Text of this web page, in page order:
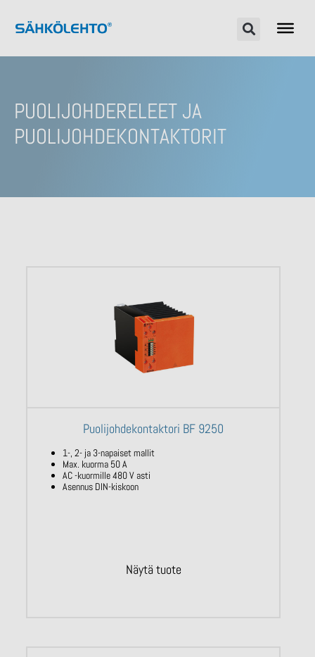
PUOLIJOHDERELEET JA
PUOLIJOHDEKONTAKTORIT
Puolijohdekontaktori BF 9250
1-, 2- ja 3-napaiset mallit
Max. kuorma 50 A
AC -kuormille 480 V asti
Asennus DIN-kiskoon
Näytä tuote